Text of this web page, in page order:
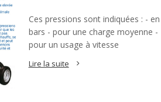
Ces pressions sont indiquées : - en
bars - pour une charge moyenne -
pour un usage à vitesse
Lire la suite